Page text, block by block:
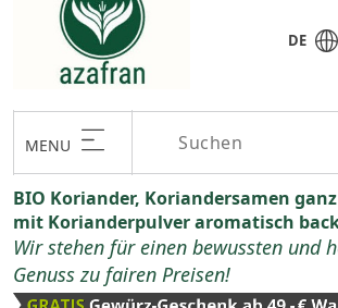
DE
MENU
BIO Koriander, Koriandersamen
mit Korianderpulver aromatisch
Wir stehen für einen bewussten und
Genuss zu fairen Preisen!